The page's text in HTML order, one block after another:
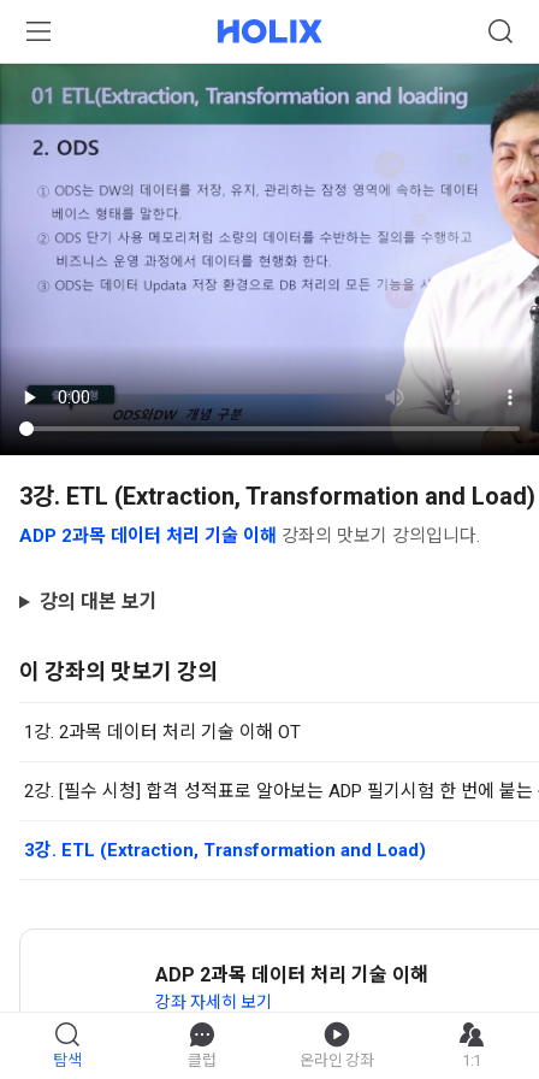
3강. ETL (Extraction, Transformation and Load)
ADP 2과목 데이터 처리 기술 이해 강좌의 맛보기 강의입니다.
강의 대본 보기
이 강좌의 맛보기 강의
1강. 2과목 데이터 처리 기술 이해 OT
3강. ETL (Extraction, Transformation and Load)
ADP 2과목 데이터 처리 기술 이해
강좌 자세히 보기
탐색 클럽 온라인 강좌 1:1